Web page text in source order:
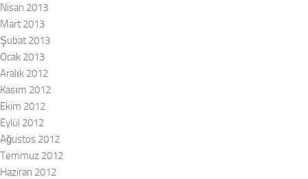
Nisan 2013
Mart 2013
Şubat 2013
Ocak 2013
Aralık 2012
Kasım 2012
Ekim 2012
Eylül 2012
Ağustos 2012
Temmuz 2012
Haziran 2012